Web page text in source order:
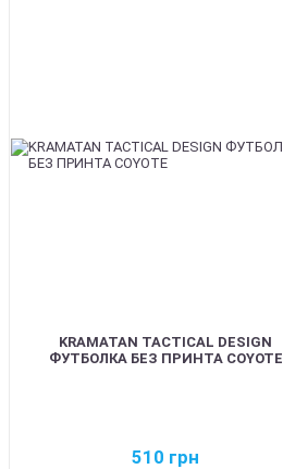
KRAMATAN TACTICAL DESIGN
ФУТБОЛКА БЕЗ ПРИНТА COYOTE
510 грн